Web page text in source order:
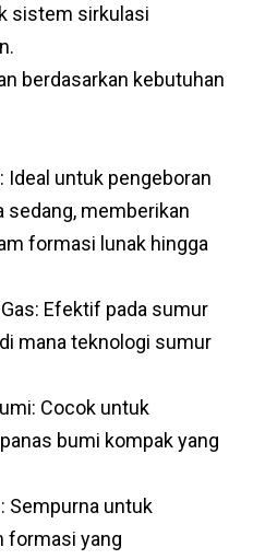
sistem sirkulasi
berdasarkan kebutuhan
Ideal untuk pengeboran
sedang, memberikan
formasi lunak hingga
Efektif pada sumur
mana teknologi sumur
Cocok untuk
bumi kompak yang
Sempurna untuk
formasi yang